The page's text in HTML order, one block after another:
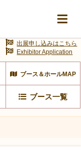
ブース＆ホールMAP
ブース一覧
出展申し込みはこちら
Exhibitor Application